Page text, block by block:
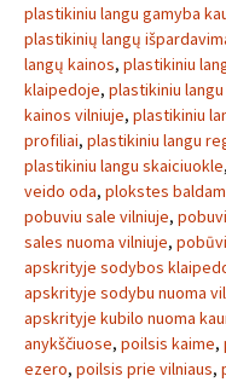
plastikiniu langu gamyba
plastikinių langų
langų kainos, plastikiniu
klaipedoje, plastikiniu
kainos vilniuje, plastikiniu
profiliai, plastikiniu langu
plastikiniu langu skaiciuokle,
veido oda, plokstes
pobuviu sale vilniuje,
sales nuoma vilniuje,
apskrityje sodybos
apskrityje sodybu nuoma
apskrityje kubilo nuoma
anykščiuose, poilsis kaime,
ezero, poilsis prie vilniaus,